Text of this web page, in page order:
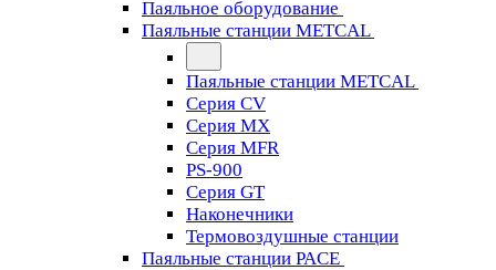
Паяльное оборудование
Паяльные станции METCAL
Паяльные станции METCAL
Серия CV
Серия MX
Серия MFR
PS-900
Серия GT
Наконечники
Термовоздушные станции
Паяльные станции PACE